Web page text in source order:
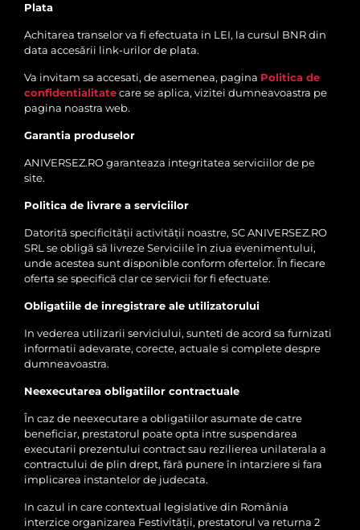
Plata
Achitarea transelor va fi efectuata in LEI, la cursul BNR din
data accesării link-urilor de plata.
Va invitam sa accesati, de asemenea, pagina Politica de
confidentialitatecare se aplica, vizitei dumneavoastra pe
pagina noastra web.
Garantia produselor
ANIVERSEZ.RO garanteaza integritatea serviciilor de pe
site.
Politica de livrare a serviciilor
Datorită specificității activității noastre, SC ANIVERSEZ.RO
SRL se obligă să livreze Serviciile în ziua evenimentului,
unde acestea sunt disponible conform ofertelor. În fiecare
oferta se specifică clar ce servicii for fi efectuate.
Obligatiile de inregistrare ale utilizatorului
In vederea utilizarii serviciului, sunteti de acord sa furnizati
informatii adevarate, corecte, actuale si complete despre
dumneavoastra.
Neexecutarea obligatiilor contractuale
În caz de neexecutare a obligatiilor asumate de catre
beneficiar, prestatorul poate opta intre suspendarea
executarii prezentului contract sau rezilierea unilaterala a
contractului de plin drept, fără punere în intarziere si fara
implicarea instantelor de judecata.
In cazul in care contextual legislative din România
interzice organizarea Festivității, prestatorul va returna 2